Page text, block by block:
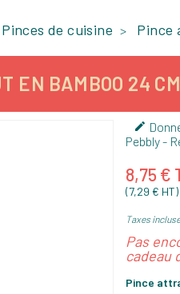
Pinces de cuisine Pince
EN BAMBOO 24

Pebbly-
8,75 €
(7,29 € HT)
Taxes
Pas
cadeau
Pince